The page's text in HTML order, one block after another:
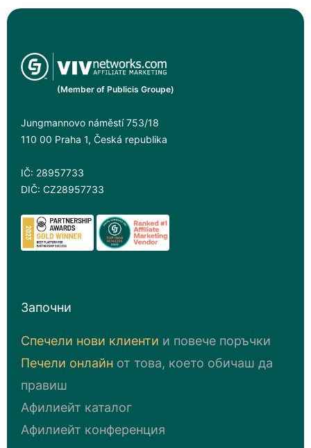
(Member of Publicis Groupe)
Jungmannovo náměstí 753/18
110 00 Praha 1, Česká republika
IČ: 28957733
DIČ: CZ28957733
Започни
Спечели нови клиенти и повече поръчки
Печели онлайн от това, което обичаш да
правиш
Афилиейт каталог
Афилиейт конференция